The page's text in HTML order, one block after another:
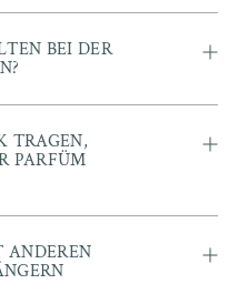
BEI DER
TRAGEN,
PARFÜM